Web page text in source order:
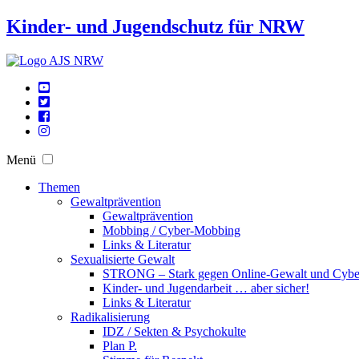
Kinder- und Jugendschutz für NRW
Menü
Themen
Gewaltprävention
Gewaltprävention
Mobbing / Cyber-Mobbing
Links & Literatur
Sexualisierte Gewalt
STRONG – Stark gegen Online-Gewalt und
Kinder- und Jugendarbeit … aber sicher!
Links & Literatur
Radikalisierung
IDZ / Sekten & Psychokulte
Plan P.